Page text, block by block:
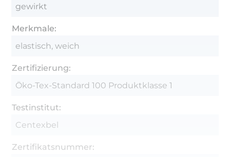
gewirkt
Merkmale:
elastisch, weich
Zertifizierung:
Öko-Tex-Standard 100 Produktklasse 1
Testinstitut:
Centexbel
Zertifikatsnummer: